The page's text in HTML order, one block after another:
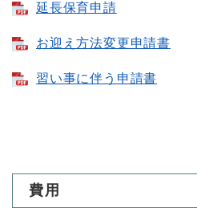
延長保育申請
お迎え方法変更申請書
習い事に伴う申請書
費用